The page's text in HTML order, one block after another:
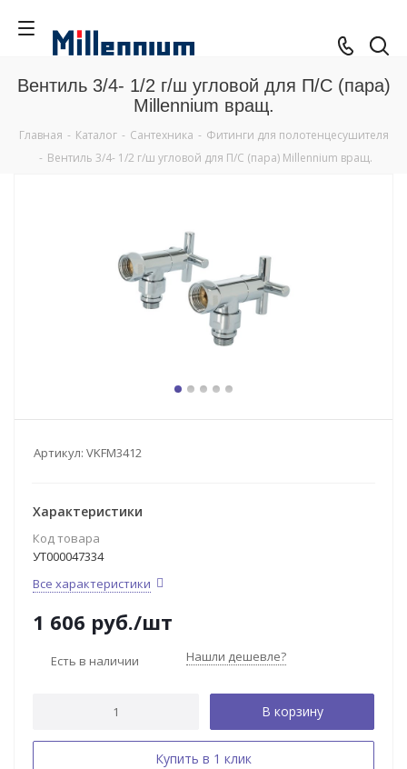
Вентиль 3/4- 1/2 г/ш угловой для П/С (пара)
Millennium вращ.
Главная - Каталог - Сантехника - Фитинги для полотенцесушителя
- Вентиль 3/4- 1/2 г/ш угловой для П/С (пара) Millennium вращ.
Артикул: VKFM3412
Характеристики
Код товара
УТ000047334
Все характеристики
1 606 руб./шт
Есть в наличии Нашли дешевле?
В корзину
Купить в 1 клик